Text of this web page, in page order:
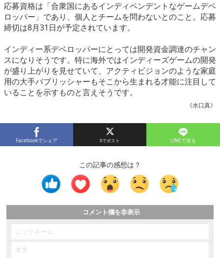
応募資格は「合衆国にあるインディペンデントなゲームデベ
ロッパー」であり、個人とチームを問わないとのこと。応募
締切は8月31日が予定されています。
インディー系デベロッパーにとっては開発資金調達のチャン
スになりそうです。特に海外ではインディーズゲームの開発
が盛り上がりを見せていて、アクティビジョンのような家庭
用の大手パブリッシャーもそこから生まれる才能に注目して
いることを示すものと言えそうです。
《水口真》
Facebookでシェア LINEで送る
この記事の感想は？
コメント欄を非表示